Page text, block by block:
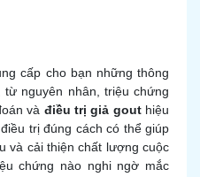
cấp cho bạn những thông
nguyên nhân, triệu chứng
và điều trị giả gouthiệu
trị đúng cách có thể giúp
và cải thiện chất lượng cuộc
chứng nào nghi ngờ mắc